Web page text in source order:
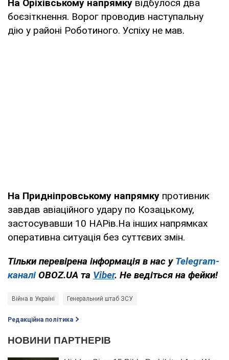
На Оріхівському напрямку відбулося два
боєзіткнення. Ворог проводив наступальну
дію у районі Роботиного. Успіху не мав.
На Придніпровському напрямку противник
завдав авіаційного удару по Козацькому,
застосувавши 10 НАРів.На інших напрямках
оперативна ситуація без суттєвих змін.
Тільки перевірена інформація в нас у Telegram-
каналі OBOZ.UA та Viber. Не ведіться на фейки!
Війна в Україні Генеральний штаб ЗСУ
Редакційна політика